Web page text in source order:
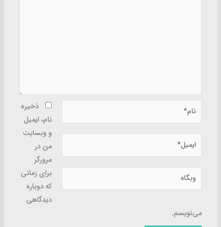
نام*
ایمیل*
وبگاه
ذخیره
نام، ایمیل
و وبسایت
من در
مرورگر
برای زمانی
که دوباره
دیدگاهی
می‌نویسم.